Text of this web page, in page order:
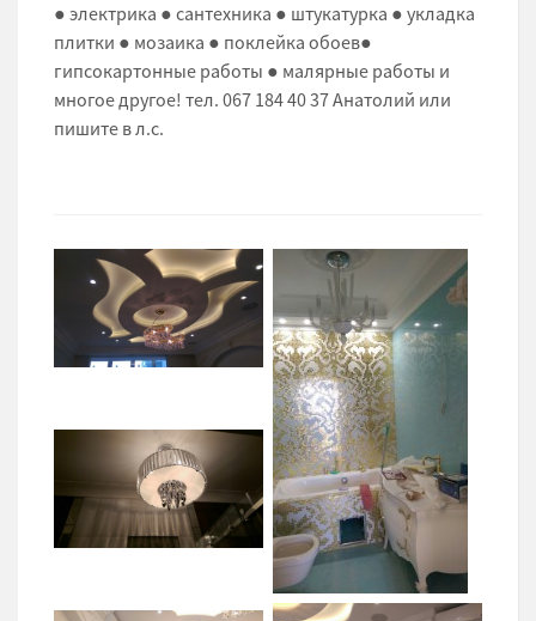
● электрика ● сантехника ● штукатурка ● укладка
плитки ● мозаика ● поклейка обоев●
гипсокартонные работы ● малярные работы и
многое другое! тел. 067 184 40 37 Анатолий или
пишите в л.с.